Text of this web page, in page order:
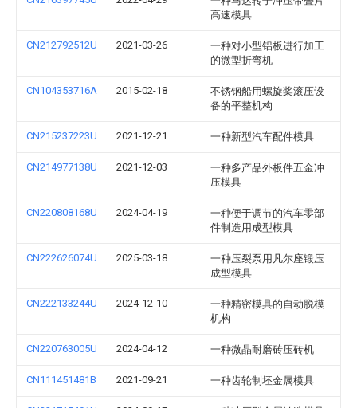
高速模具
CN212792512U 2021-03-26
一种对小型铝板进行加工
的微型折弯机
CN104353716A 2015-02-18
不锈钢船用螺旋桨滚压设
备的平整机构
CN215237223U 2021-12-21 一种新型汽车配件模具
CN214977138U 2021-12-03
一种多产品外板件五金冲
压模具
CN220808168U 2024-04-19
一种便于调节的汽车零部
件制造用成型模具
CN222626074U 2025-03-18
一种压裂泵用凡尔座锻压
成型模具
CN222133244U 2024-12-10
一种精密模具的自动脱模
机构
CN220763005U 2024-04-12 一种微晶耐磨砖压砖机
CN111451481B 2021-09-21 一种齿轮制坯金属模具